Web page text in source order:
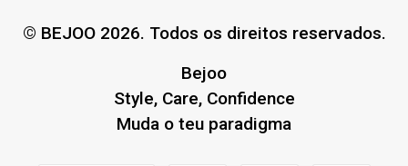
© BEJOO 2026. Todos os direitos reservados.
Bejoo
Style, Care, Confidence
Muda o teu paradigma